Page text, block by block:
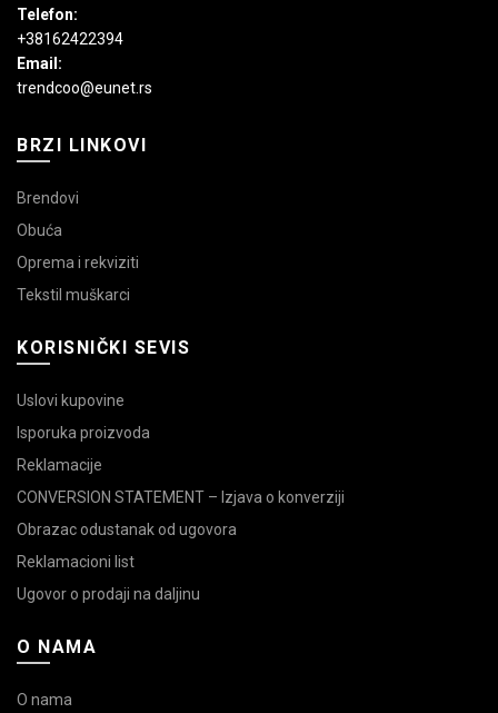
Telefon:
+38162422394
Email:
trendcoo@eunet.rs
BRZI LINKOVI
Brendovi
Obuća
Oprema i rekviziti
Tekstil muškarci
KORISNIČKI SEVIS
Uslovi kupovine
Isporuka proizvoda
Reklamacije
CONVERSION STATEMENT – Izjava o konverziji
Obrazac odustanak od ugovora
Reklamacioni list
Ugovor o prodaji na daljinu
O NAMA
O nama